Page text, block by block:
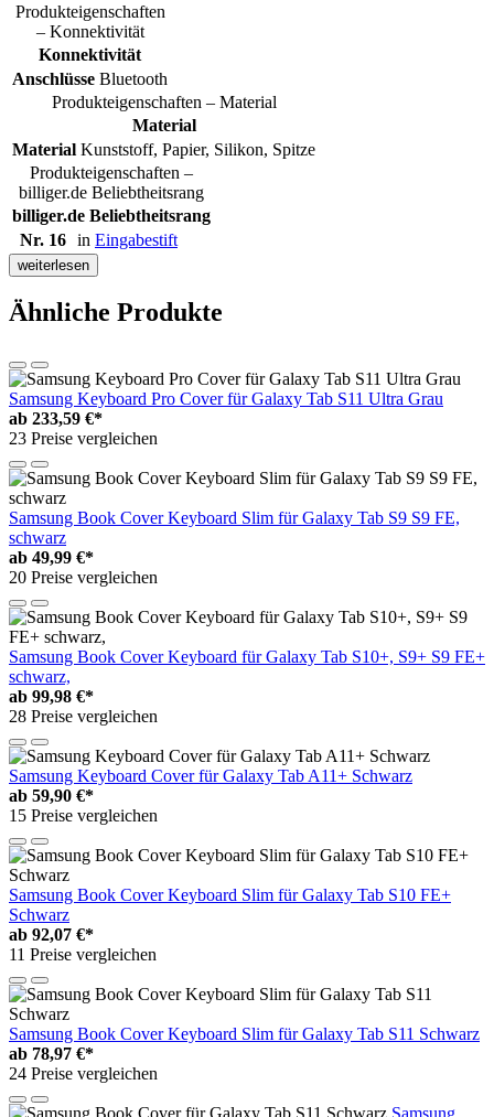
Produkteigenschaften
– Konnektivität
Konnektivität
Anschlüsse Bluetooth
Produkteigenschaften – Material
Material
Material Kunststoff, Papier, Silikon, Spitze
Produkteigenschaften –
billiger.de Beliebtheitsrang
billiger.de Beliebtheitsrang
Nr. 16
in Eingabestift
weiterlesen
Ähnliche Produkte
Samsung Keyboard Pro Cover für Galaxy Tab S11 Ultra Grau
ab 233,59 €*
23 Preise vergleichen
Samsung Book Cover Keyboard Slim für Galaxy Tab S9 S9 FE,
schwarz
ab 49,99 €*
20 Preise vergleichen
Samsung Book Cover Keyboard für Galaxy Tab S10+, S9+ S9 FE+
schwarz,
ab 99,98 €*
28 Preise vergleichen
Samsung Keyboard Cover für Galaxy Tab A11+ Schwarz
ab 59,90 €*
15 Preise vergleichen
Samsung Book Cover Keyboard Slim für Galaxy Tab S10 FE+
Schwarz
ab 92,07 €*
11 Preise vergleichen
Samsung Book Cover Keyboard Slim für Galaxy Tab S11 Schwarz
ab 78,97 €*
24 Preise vergleichen